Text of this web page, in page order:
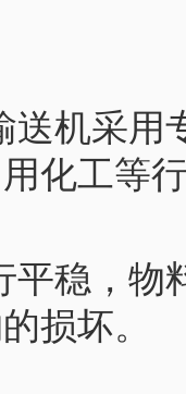
送机采用
化工等
平稳，物
损坏。